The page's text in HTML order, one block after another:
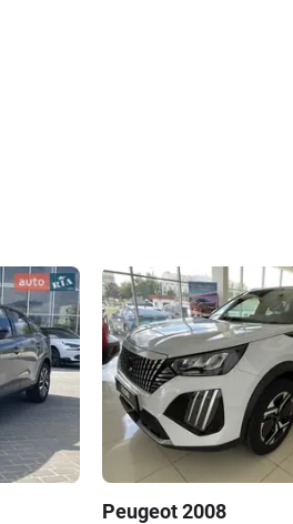
Peugeot2008